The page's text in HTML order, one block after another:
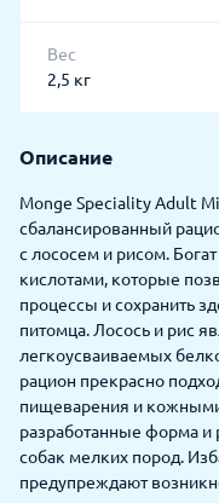
Вес
2,5 кг
Описание
Monge Speciality Adult
сбалансированный
с лососем и рисом.
кислотами, которые
процессы и сохранить
питомца. Лосось и рис
легкоусваиваемых
рацион прекрасно
пищеварения и
разработанные форма и
собак мелких пород.
предупреждают